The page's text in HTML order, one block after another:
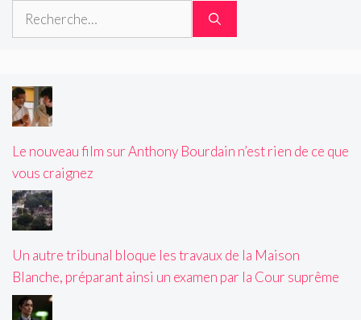
Rechercher :
Le nouveau film sur Anthony Bourdain n’est rien de ce que
vous craignez
Un autre tribunal bloque les travaux de la Maison
Blanche, préparant ainsi un examen par la Cour suprême